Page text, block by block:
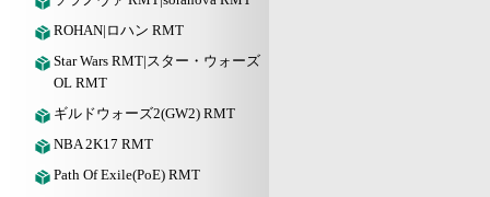
ROHAN|ロハン RMT
Star Wars RMT|スター・ウォーズ
OL RMT
ギルドウォーズ2(GW2) RMT
NBA 2K17 RMT
Path Of Exile(PoE) RMT